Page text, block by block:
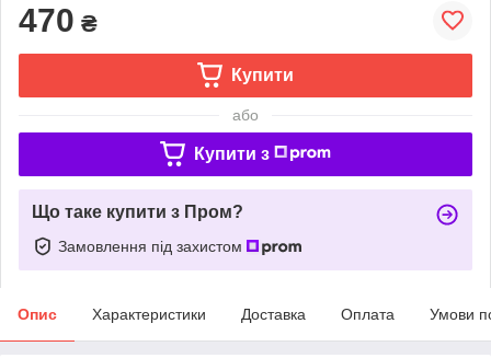
470 ₴
Купити
або
Купити з
Що таке купити з Пром?
Замовлення під захистом
Опис Характеристики Доставка Оплата Умови